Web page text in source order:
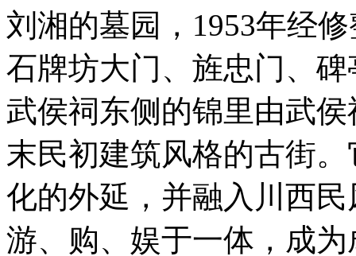
刘湘的墓园，1953年经
石牌坊大门、旌忠门、
武侯祠东侧的锦里由武
末民初建筑风格的古街
化的外延，并融入川西
游、购、娱于一体，成